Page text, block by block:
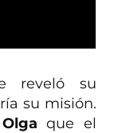
su
su misión.
Olga que el